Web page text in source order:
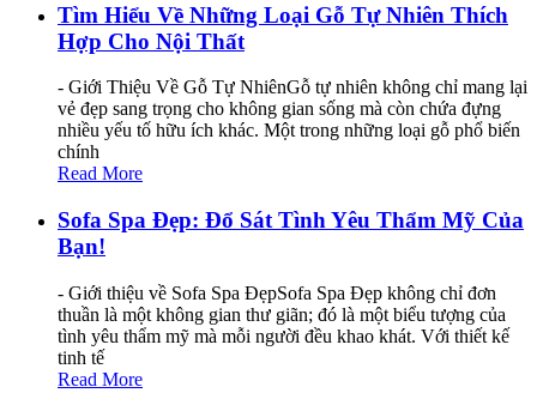
Tìm Hiểu Về Những Loại Gỗ Tự Nhiên Thích
Hợp Cho Nội Thất
- Giới Thiệu Về Gỗ Tự NhiênGỗ tự nhiên không chỉ mang lại
vẻ đẹp sang trọng cho không gian sống mà còn chứa đựng
nhiều yếu tố hữu ích khác. Một trong những loại gỗ phổ biến
chính
Read More
Sofa Spa Đẹp: Đổ Sát Tình Yêu Thẩm Mỹ Của
Bạn!
- Giới thiệu về Sofa Spa ĐẹpSofa Spa Đẹp không chỉ đơn
thuần là một không gian thư giãn; đó là một biểu tượng của
tình yêu thẩm mỹ mà mỗi người đều khao khát. Với thiết kế
tinh tế
Read More